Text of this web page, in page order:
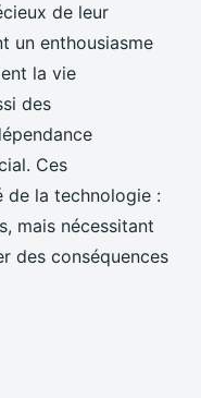
de leur
un enthousiasme
la vie
des
Ces
de la technologie :
mais nécessitant
des conséquences